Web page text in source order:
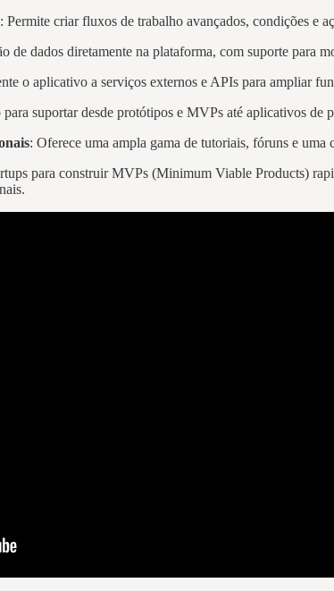
: Permite criar fluxos de trabalho avançados, condições e
de dados diretamente na plataforma, com suporte para
o aplicativo a serviços externos e APIs para ampliar
para suportar desde protótipos e MVPs até aplicativos de
: Oferece uma ampla gama de tutoriais, fóruns e
para construir MVPs (Minimum Viable Products)